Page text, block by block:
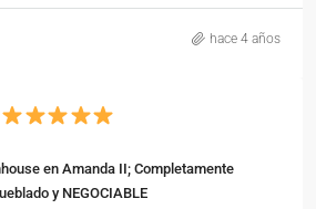
hace 4 años
en Amanda II; Completamente
y NEGOCIABLE